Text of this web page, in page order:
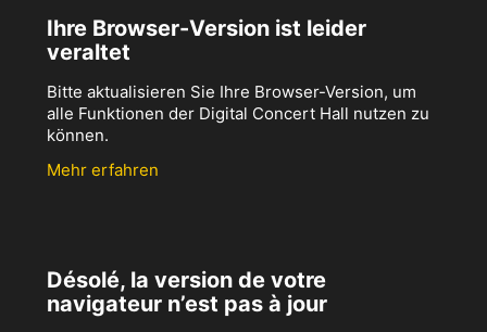
Ihre Browser-Version ist leider
veraltet
Bitte aktualisieren Sie Ihre Browser-Version, um
alle Funktionen der Digital Concert Hall nutzen zu
können.
Mehr erfahren
Désolé, la version de votre
navigateur n’est pas à jour